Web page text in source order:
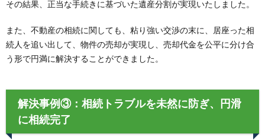
その結果、正当な手続きに基づいた遺産分割が実現いたしました。
また、不動産の相続に関しても、粘り強い交渉の末に、居座った相
続人を追い出して、物件の売却が実現し、売却代金を公平に分け合
う形で円満に解決することができました。
解決事例③：相続トラブルを未然に防ぎ、円滑
に相続完了